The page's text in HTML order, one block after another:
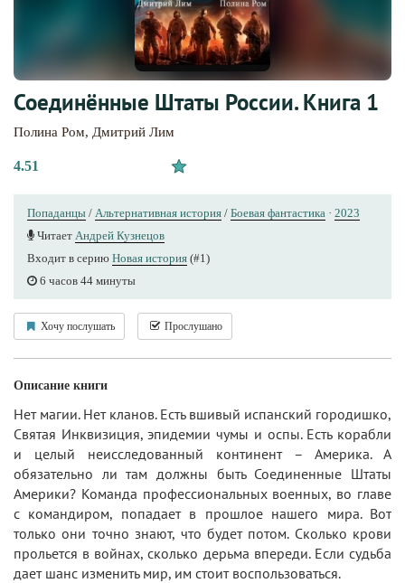
Соединённые Штаты России. Книга 1
Полина Ром, Дмитрий Лим
4.51
Попаданцы / Альтернативная история / Боевая фантастика · 2023
Читает Андрей Кузнецов
Входит в серию Новая история (#1)
6 часов 44 минуты
Хочу послушать Прослушано
Описание книги
Нет магии. Нет кланов. Есть вшивый испанский городишко,
Святая Инквизиция, эпидемии чумы и оспы. Есть корабли
и целый неисследованный континент – Америка. А
обязательно ли там должны быть Соединенные Штаты
Америки? Команда профессиональных военных, во главе
с командиром, попадает в прошлое нашего мира. Вот
только они точно знают, что будет потом. Сколько крови
прольется в войнах, сколько дерьма впереди. Если судьба
дает шанс изменить мир, им стоит воспользоваться.